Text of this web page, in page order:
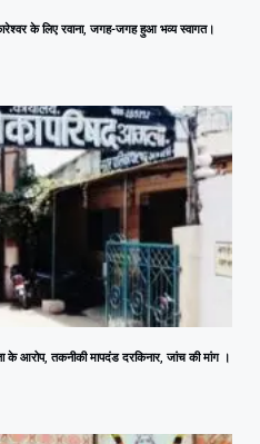
के लिए रवाना, जगह-जगह हुआ भव्य स्वागत।
के आरोप, तकनीकी मापदंड दरकिनार, जांच की मांग ।